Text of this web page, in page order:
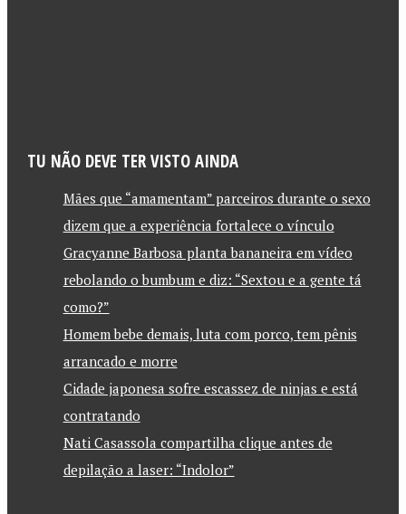
TU NÃO DEVE TER VISTO AINDA
Mães que “amamentam” parceiros durante o sexo
dizem que a experiência fortalece o vínculo
Gracyanne Barbosa planta bananeira em vídeo
rebolando o bumbum e diz: “Sextou e a gente tá
como?”
Homem bebe demais, luta com porco, tem pênis
arrancado e morre
Cidade japonesa sofre escassez de ninjas e está
contratando
Nati Casassola compartilha clique antes de
depilação a laser: “Indolor”